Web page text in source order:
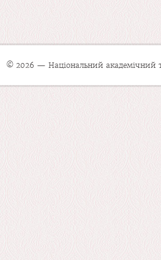
© 2026 — Національний академічний